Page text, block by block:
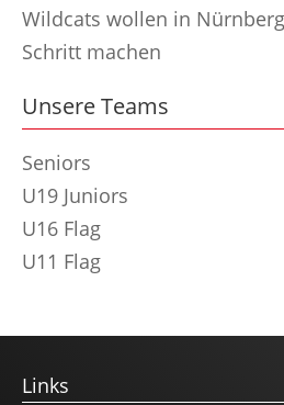
Wildcats wollen in
Schritt machen
Unsere Teams
Seniors
U19 Juniors
U16 Flag
U11 Flag
Links